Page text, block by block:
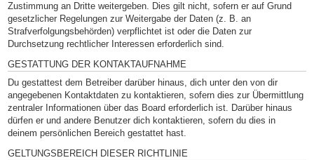
Zustimmung an Dritte weitergeben. Dies gilt nicht, sofern er auf Grund
gesetzlicher Regelungen zur Weitergabe der Daten (z. B. an
Strafverfolgungsbehörden) verpflichtet ist oder die Daten zur
Durchsetzung rechtlicher Interessen erforderlich sind.
GESTATTUNG DER KONTAKTAUFNAHME
Du gestattest dem Betreiber darüber hinaus, dich unter den von dir
angegebenen Kontaktdaten zu kontaktieren, sofern dies zur Übermittlung
zentraler Informationen über das Board erforderlich ist. Darüber hinaus
dürfen er und andere Benutzer dich kontaktieren, sofern du dies in
deinem persönlichen Bereich gestattet hast.
GELTUNGSBEREICH DIESER RICHTLINIE